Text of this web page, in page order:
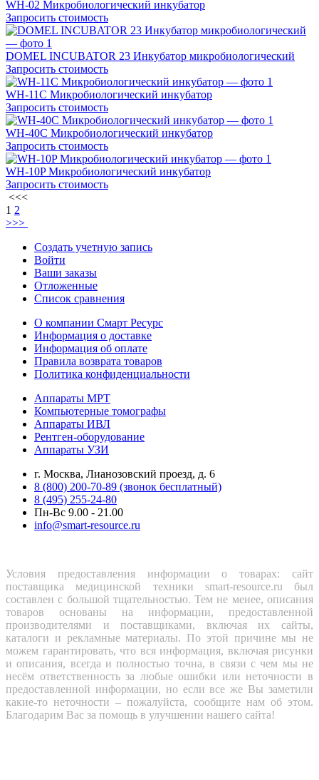
WH-02 Микробиологический инкубатор
Запросить стоимость
DOMEL INCUBATOR 23 Инкубатор микробиологический
Запросить стоимость
WH-11С Микробиологический инкубатор
Запросить стоимость
WH-40С Микробиологический инкубатор
Запросить стоимость
WH-10P Микробиологический инкубатор
Запросить стоимость
<<<
1 2
>>>
Создать учетную запись
Войти
Ваши заказы
Отложенные
Список сравнения
О компании Смарт Ресурс
Информация о доставке
Информация об оплате
Правила возврата товаров
Политика конфиденциальности
Аппараты МРТ
Компьютерные томографы
Аппараты ИВЛ
Рентген-оборудование
Аппараты УЗИ
г. Москва, Лианозовский проезд, д. 6
8 (800) 200-70-89 (звонок бесплатный)
8 (495) 255-24-80
Пн-Вс 9.00 - 21.00
info@smart-resource.ru
Условия предоставления информации о товарах: сайт
поставщика медицинской техники smart-resource.ru был
составлен с большой тщательностью. Тем не менее, описания
товаров основаны на информации, предоставленной
производителями и поставщиками, включая их сайты,
каталоги и рекламные материалы. По этой причине мы не
можем гарантировать, что вся информация, включая рисунки
и описания, всегда и полностью точна, в связи с чем мы не
несём ответственность за любые ошибки или неточности в
предоставленной информации, но если все же Вы заметили
какие-то неточности – пожалуйста, сообщите нам об этом.
Благодарим Вас за помощь в улучшении нашего сайта!